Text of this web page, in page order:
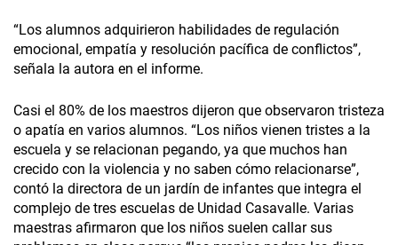
“Los alumnos adquirieron habilidades de regulación
emocional, empatía y resolución pacífica de conflictos”,
señala la autora en el informe.
Casi el 80% de los maestros dijeron que observaron tristeza
o apatía en varios alumnos. “Los niños vienen tristes a la
escuela y se relacionan pegando, ya que muchos han
crecido con la violencia y no saben cómo relacionarse”,
contó la directora de un jardín de infantes que integra el
complejo de tres escuelas de Unidad Casavalle. Varias
maestras afirmaron que los niños suelen callar sus